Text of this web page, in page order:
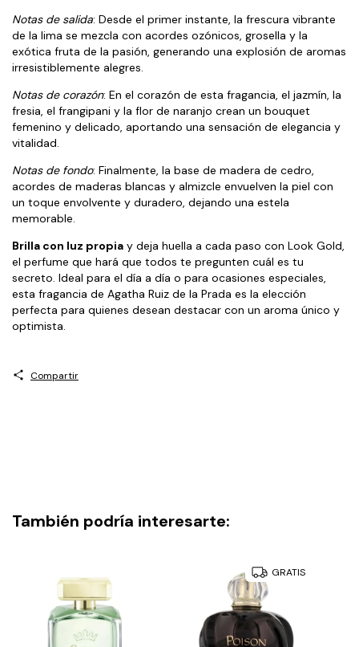
Notas de salida: Desde el primer instante, la frescura vibrante
de la lima se mezcla con acordes ozónicos, grosella y la
exótica fruta de la pasión, generando una explosión de aromas
irresistiblemente alegres.
Notas de corazón: En el corazón de esta fragancia, el jazmín, la
fresia, el frangipani y la flor de naranjo crean un bouquet
femenino y delicado, aportando una sensación de elegancia y
vitalidad.
Notas de fondo: Finalmente, la base de madera de cedro,
acordes de maderas blancas y almizcle envuelven la piel con
un toque envolvente y duradero, dejando una estela
memorable.
Brilla con luz propia y deja huella a cada paso con Look Gold,
el perfume que hará que todos te pregunten cuál es tu
secreto. Ideal para el día a día o para ocasiones especiales,
esta fragancia de Agatha Ruiz de la Prada es la elección
perfecta para quienes desean destacar con un aroma único y
optimista.
Compartir
También podría interesarte:
GRATIS